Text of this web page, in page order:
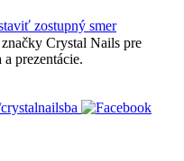
zostupný smer
Crystal Nails pre
prezentácie.